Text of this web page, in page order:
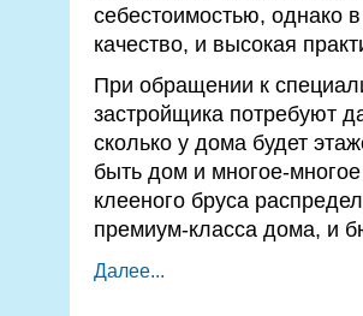
себестоимостью, однако
качество, и высокая
При обращении к
застройщика потребуют
сколько у дома будет
быть дом и многое-
клееного бруса
премиум-класса дома, и
Далее...